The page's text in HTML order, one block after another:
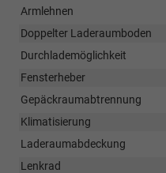
Armlehnen
Doppelter Laderaumboden
Durchlademöglichkeit
Fensterheber
Gepäckraumabtrennung
Klimatisierung
Laderaumabdeckung
Lenkrad